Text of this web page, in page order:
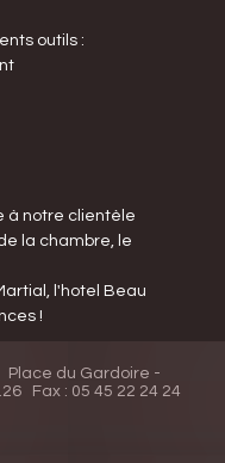
outils :
à notre clientèle
la chambre, le
l'hotel Beau
!
Place du Gardoire -
Fax : 05 45 22 24 24